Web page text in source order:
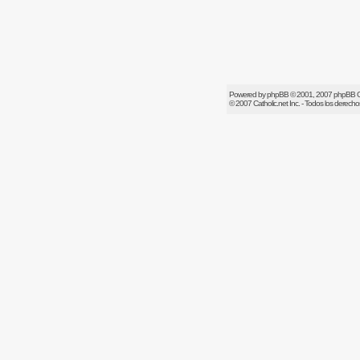
Powered byphpBB© 2001, 2007 phpBB
© 2007Catholic.netInc. - Todos los